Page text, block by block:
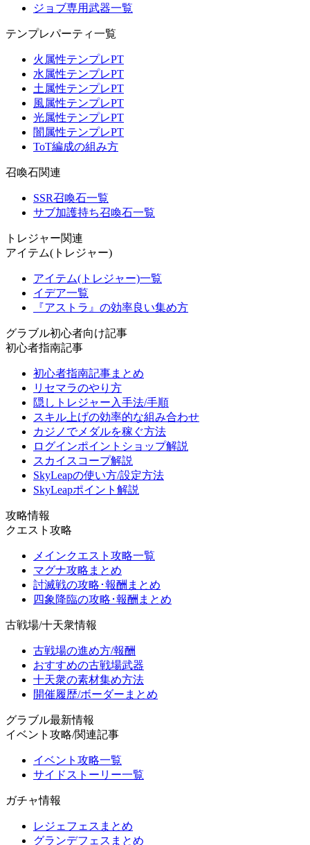
ジョブ専用武器一覧
テンプレパーティ一覧
火属性テンプレPT
水属性テンプレPT
土属性テンプレPT
風属性テンプレPT
光属性テンプレPT
闇属性テンプレPT
ToT編成の組み方
召喚石関連
SSR召喚石一覧
サブ加護持ち召喚石一覧
トレジャー関連
アイテム(トレジャー)
アイテム(トレジャー)一覧
イデア一覧
『アストラ』の効率良い集め方
グラブル初心者向け記事
初心者指南記事
初心者指南記事まとめ
リセマラのやり方
隠しトレジャー入手法/手順
スキル上げの効率的な組み合わせ
カジノでメダルを稼ぐ方法
ログインポイントショップ解説
スカイスコープ解説
SkyLeapの使い方/設定方法
SkyLeapポイント解説
攻略情報
クエスト攻略
メインクエスト攻略一覧
マグナ攻略まとめ
討滅戦の攻略･報酬まとめ
四象降臨の攻略･報酬まとめ
古戦場/十天衆情報
古戦場の進め方/報酬
おすすめの古戦場武器
十天衆の素材集め方法
開催履歴/ボーダーまとめ
グラブル最新情報
イベント攻略/関連記事
イベント攻略一覧
サイドストーリー一覧
ガチャ情報
レジェフェスまとめ
グランデフェスまとめ